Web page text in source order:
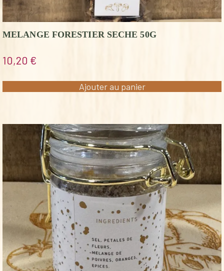
MELANGE FORESTIER SECHE 50G
10,20 €
Ajouter au panier